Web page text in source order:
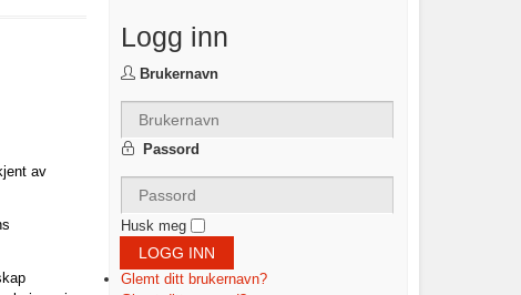
av
Logg inn
Brukernavn
Passord
Husk meg
LOGG INN
Glemt ditt brukernavn?